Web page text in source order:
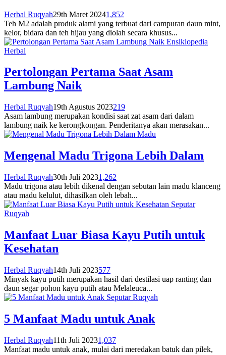
Herbal Ruqyah29th Maret 20241,852
Teh M2 adalah produk alami yang terbuat dari campuran daun mint,
kelor, bidara dan teh hijau yang diolah secara khusus...
Ensiklopedia
Herbal
Pertolongan Pertama Saat Asam
Lambung Naik
Herbal Ruqyah19th Agustus 2023219
Asam lambung merupakan kondisi saat zat asam dari dalam
lambung naik ke kerongkongan. Penderitanya akan merasakan...
Madu
Mengenal Madu Trigona Lebih Dalam
Herbal Ruqyah30th Juli 20231,262
Madu trigona atau lebih dikenal dengan sebutan lain madu klanceng
atau madu kelulut, dihasilkan oleh lebah...
Seputar
Ruqyah
Manfaat Luar Biasa Kayu Putih untuk
Kesehatan
Herbal Ruqyah14th Juli 2023577
Minyak kayu putih merupakan hasil dari destilasi uap ranting dan
daun segar pohon kayu putih atau Melaleuca...
Seputar Ruqyah
5 Manfaat Madu untuk Anak
Herbal Ruqyah11th Juli 20231,037
Manfaat madu untuk anak, mulai dari meredakan batuk dan pilek,